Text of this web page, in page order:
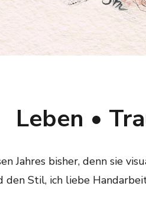
Leben •
Jahres bisher, denn sie
den Stil, ich liebe